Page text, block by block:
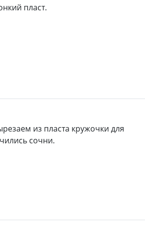
пласт.
из пласта кружочки для
сочни.